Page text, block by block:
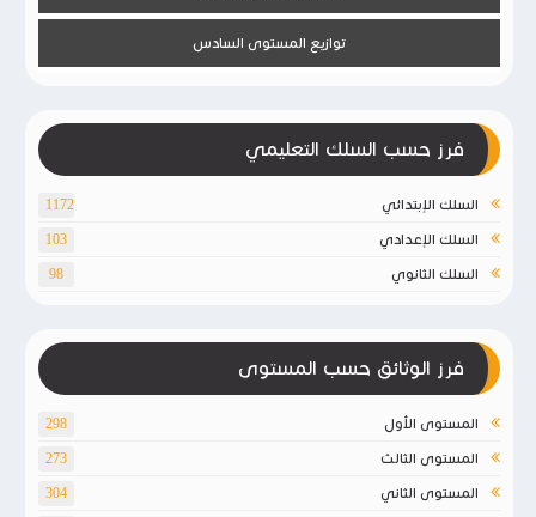
توازيع المستوى السادس
فرز حسب السلك التعليمي
السلك الإبتدائي 1172
السلك الإعدادي 103
السلك الثانوي 98
فرز الوثائق حسب المستوى
المستوى الأول 298
المستوى الثالث 273
المستوى الثاني 304